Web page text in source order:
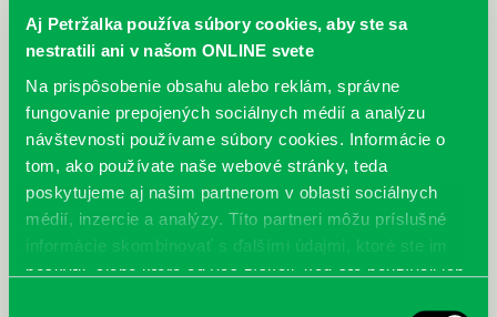
Aj Petržalka používa súbory cookies, aby ste sa
nestratili ani v našom ONLINE svete
Na prispôsobenie obsahu alebo reklám, správne
fungovanie prepojených sociálnych médií a analýzu
návštevnosti používame súbory cookies. Informácie o
tom, ako používate naše webové stránky, teda
poskytujeme aj našim partnerom v oblasti sociálnych
médií, inzercie a analýzy. Títo partneri môžu príslušné
informácie skombinovať s ďalšími údajmi, ktoré ste im
poskytli, alebo ktoré od vás získali, keď ste používali ich